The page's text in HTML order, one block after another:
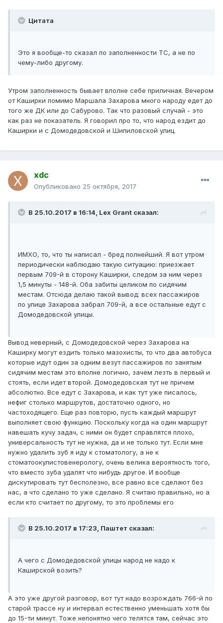
Цитата
Это я вообще-то сказал по заполненности ТС, а не по
чему-либо другому.
Утром заполненность бывает вполне себе приличная. Вечером
от Каширки помимо Маршала Захарова много народу едет до
того же ДК или до Сабурово. Так что разовый случай - это
как раз не показатель. Я говорил про то, что народ ездит до
Каширки и с Домодедовской и Шипиловской улиц.
xdc
Опубликовано 25 октября, 2017
В 25.10.2017 в 16:14, Lex Grant сказал:
ИМХО, то, что ты написал - бред полнейший. Я вот утром
периодически наблюдаю такую ситуацию: приезжает
первым 709-й в сторону Каширки, следом за ним через
1,5 минуты - 148-й. Оба забиты целиком по сидячим
местам. Отсюда делаю такой вывод: всех пассажиров
по улице Захарова забрал 709-й, а все остальные едут с
Домодедовской улицы.
Вывод неверный, с Домодедовской через Захарова на
Каширку могут ездить только мазохисты, то что два автобуса
которые идут один за одним везут пассажиров по занятым
сидячим местам это вполне логично, зачем лезть в первый и
стоять, если идет второй. Домодедовская тут не причем
абсолютно. Все едут с Захарова, и как тут уже писалось,
нефиг столько маршрутов, достаточно одного, но
частоходящего. Еще раз повторю, пусть каждый маршрут
выполняет свою функцию. Поскольку когда на один маршрут
навешать кучу задач, с ними он будет справлятся плохо,
универсальность тут не нужна, да и не только тут. Если мне
нужно удалить зуб я иду к стоматологу, а не к
стоматоокулистовенерологу, очень велика вероятность того,
что вместо зуба удалят что нибудь другое. И вообще
дискутировать тут бесполезно, все равно все сделают без
нас, а что сделано то уже сделано. Я считаю правильно, но а
если кто считает по другому, то это проблемы его
В 25.10.2017 в 17:23, Паштет сказал:
А чего с Домодедовской улицы народ не надо к
Каширской возить?
А это уже другой разговор, вот тут надо возрождать 766-й по
старой трассе ну и интервал естественно уменьшать хотя бы
до 15-ти минут. Тоже непонятно чего телятся там, сейчас это